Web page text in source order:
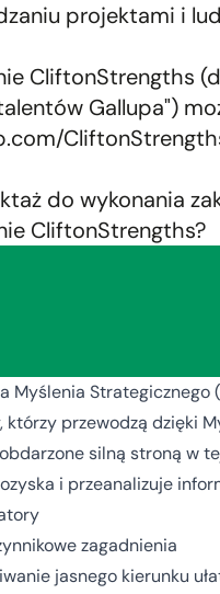
projektami i
CliftonStrengths
Gallupa")
do wykonania
CliftonStrengths?
Myślenia Strategicznego
którzy przewodzą dzięki
silną stroną w
i przeanalizuje
zagadnienia
jasnego kierunku